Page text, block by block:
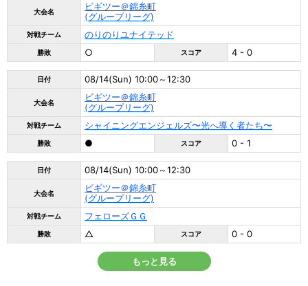
大会名
ビギツー＠錦糸町
(グループリーグ)
対戦チーム のりのりユナイテッド
勝敗 ○ スコア 4 - 0
日付 08/14(Sun) 10:00～12:30
大会名
ビギツー＠錦糸町
(グループリーグ)
対戦チーム シャイニングエンジェルズ〜光へ導く者たち〜
勝敗 ● スコア 0 - 1
日付 08/14(Sun) 10:00～12:30
大会名
ビギツー＠錦糸町
(グループリーグ)
対戦チーム フェローズＧＧ
勝敗 △ スコア 0 - 0
もっと見る